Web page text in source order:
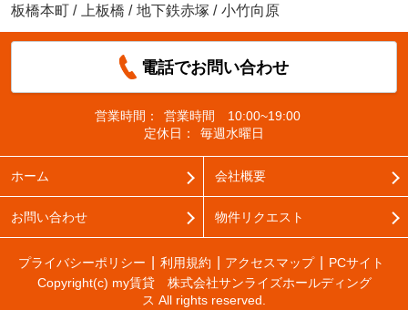
板橋本町 / 上板橋 / 地下鉄赤塚 / 小竹向原
電話でお問い合わせ
営業時間：
営業時間 10:00~19:00
定休日：
毎週水曜日
ホーム 会社概要
お問い合わせ 物件リクエスト
プライバシーポリシー 利用規約 アクセスマップ
PCサイト
Copyright(c) my賃貸 株式会社サンライズホールディング
ス All rights reserved.